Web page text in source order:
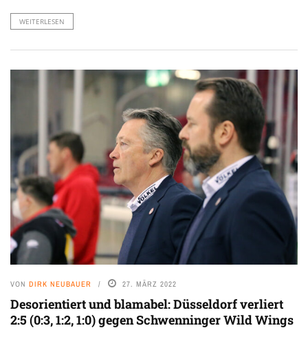
WEITERLESEN
VON DIRK NEUBAUER 27. MÄRZ 2022
Desorientiert und blamabel: Düsseldorf verliert
2:5 (0:3, 1:2, 1:0) gegen Schwenninger Wild Wings